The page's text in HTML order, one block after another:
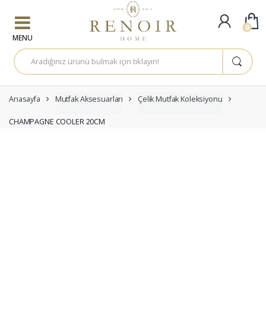
A
r
a
a
:
Anasayfa Mutfak Aksesuarları Çelik Mutfak Koleksiyonu
CHAMPAGNE COOLER 20CM
0